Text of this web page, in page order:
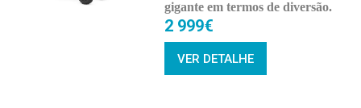
gigante em termos de diversão.
2 999€
VER DETALHE